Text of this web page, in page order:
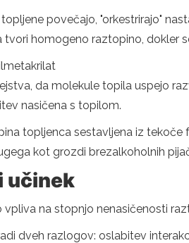
povečajo, "orkestrirajo"
homogeno raztopino, dokler
da molekule topila uspejo
nasičena s topilom.
topljenca sestavljena iz
kot grozdi brezalkoholnih
učinek
vpliva na stopnjo nenasičenosti
dveh razlogov: oslabitev